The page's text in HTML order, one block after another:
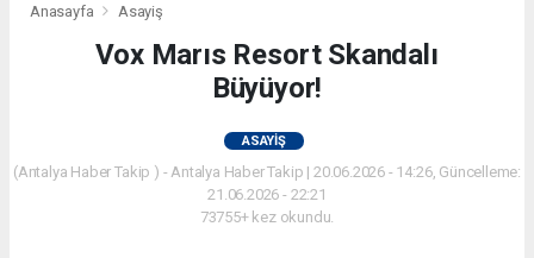
Anasayfa Asayiş
Vox Marıs Resort Skandalı
Büyüyor!
ASAYIŞ
(Antalya Haber Takip ) - Antalya Haber Takip | 20.06.2026 - 14:26, Güncelleme:
21.06.2026 - 22:21
73755+ kez okundu.